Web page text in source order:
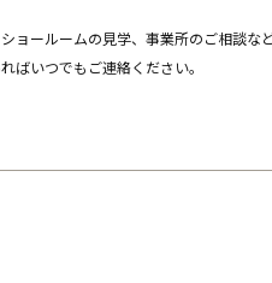
ョールームの見学、事業所のご相談など
ばいつでもご連絡ください。